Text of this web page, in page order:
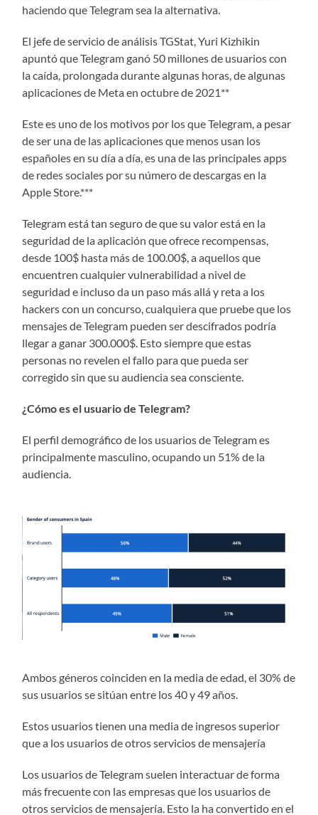
haciendo que Telegram sea la alternativa.
El jefe de servicio de análisis TGStat, Yuri Kizhikin
apuntó que Telegram ganó 50 millones de usuarios con
la caída, prolongada durante algunas horas, de algunas
aplicaciones de Meta en octubre de 2021**
Este es uno de los motivos por los que Telegram, a pesar
de ser una de las aplicaciones que menos usan los
españoles en su día a día, es una de las principales apps
de redes sociales por su número de descargas en la
Apple Store.***
Telegram está tan seguro de que su valor está en la
seguridad de la aplicación que ofrece recompensas,
desde 100$ hasta más de 100.00$, a aquellos que
encuentren cualquier vulnerabilidad a nivel de
seguridad e incluso da un paso más allá y reta a los
hackers con un concurso, cualquiera que pruebe que los
mensajes de Telegram pueden ser descifrados podría
llegar a ganar 300.000$. Esto siempre que estas
personas no revelen el fallo para que pueda ser
corregido sin que su audiencia sea consciente.
¿Cómo es el usuario de Telegram?
El perfil demográfico de los usuarios de Telegram es
principalmente masculino, ocupando un 51% de la
audiencia.
Ambos géneros coinciden en la media de edad, el 30% de
sus usuarios se sitúan entre los 40 y 49 años.
Estos usuarios tienen una media de ingresos superior
que a los usuarios de otros servicios de mensajería
Los usuarios de Telegram suelen interactuar de forma
más frecuente con las empresas que los usuarios de
otros servicios de mensajería. Esto la ha convertido en el